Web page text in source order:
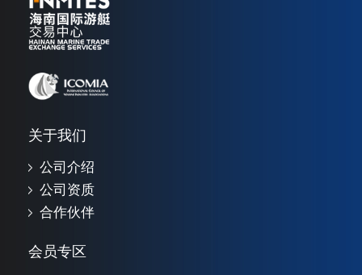
关于我们
公司介绍
公司资质
合作伙伴
会员专区